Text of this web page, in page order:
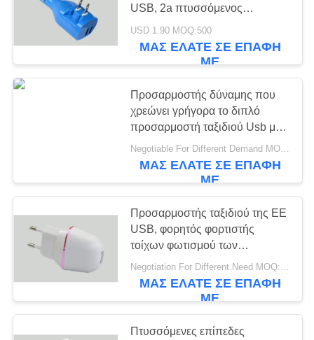
ΠΟΙΟΤΙΚΌΣ
ΈΛΕΓΧΟΣ
ΜΑΣ
ΖΗΤΉΣΤΕ
ΈΝΑ
ΑΠΌΣΠΑΣΜΑ
SITEMAP
USB, 2a πτυσσόμενος
φορτιστής αυτοκινήτων τοίχων
USD 1.90 MOQ:500
ΜΑΣ ΕΛΆΤΕ ΣΕ ΕΠΑΦΉ
ΜΕ
Προσαρμοστής δύναμης που
χρεώνει γρήγορα το διπλό
προσαρμοστή ταξιδιού Usb με
το βούλωμα Au/του UK/των
ΗΠΑ
Negotiable For Different Demand MOQ:1000pcs
ΜΑΣ ΕΛΆΤΕ ΣΕ ΕΠΑΦΉ
ΜΕ
Προσαρμοστής ταξιδιού της ΕΕ
USB, φορητός φορτιστής
τοίχων φωτισμού των
οδηγήσεων
Negotiation For Different Need MOQ:1000pcs
ΜΑΣ ΕΛΆΤΕ ΣΕ ΕΠΑΦΉ
ΜΕ
Πτυσσόμενες επίπεδες